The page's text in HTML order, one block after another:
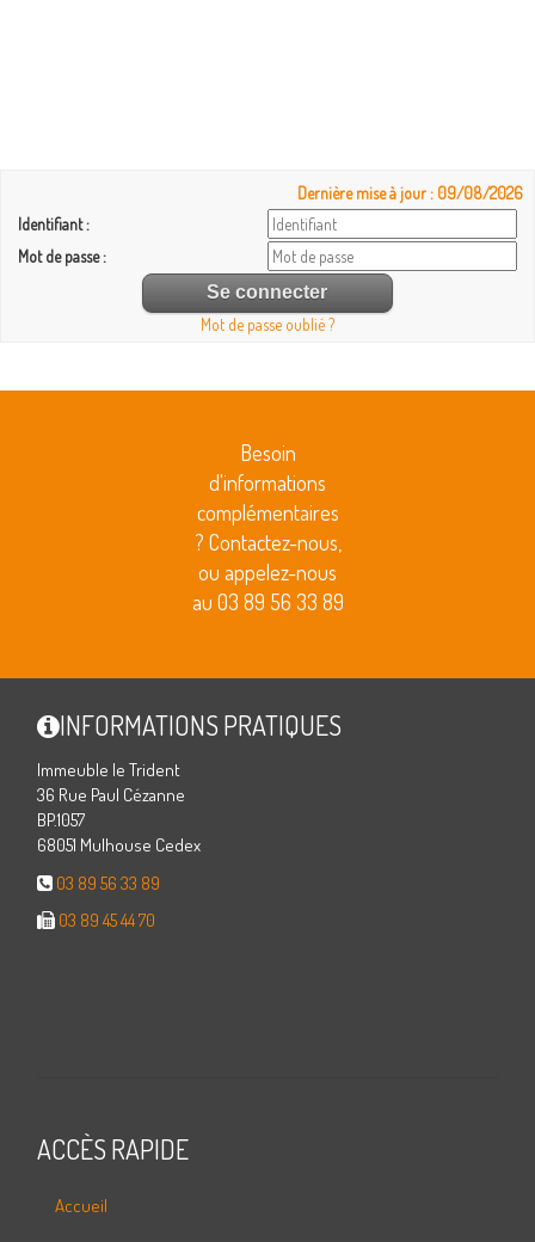
Dernière mise à jour : 09/08/2026
Identifiant :
Mot de passe :
Mot de passe oublié ?
Besoin
d'informations
complémentaires
? Contactez-nous,
ou appelez-nous
au 03 89 56 33 89
INFORMATIONS PRATIQUES
Immeuble le Trident
36 Rue Paul Cézanne
BP.1057
68051 Mulhouse Cedex
03 89 56 33 89
03 89 45 44 70
ACCÈS RAPIDE
Accueil